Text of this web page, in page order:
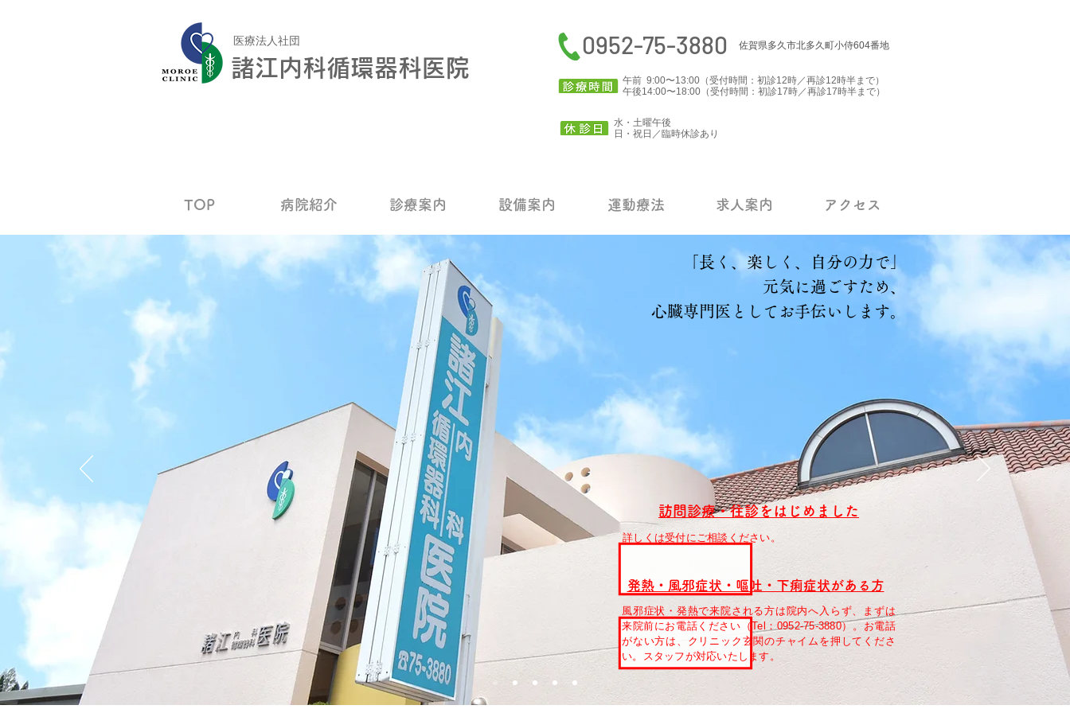
医療法人社団
諸江内科循環器科医院
0952-75-3880 佐賀県多久市北多久町小侍604番地
午前 9:00〜13:00（受付時間：初診12時／再診12時半まで）
午後14:00〜18:00（受付時間：初診17時／再診17時半まで）
水・土曜午後
​日・祝日／臨時休診あり
TOP 病院紹介 診療案内 設備案内 運動療法 求人案内 アクセス
「長く、楽しく、自分の力で」
元気に過ごすため、
心臓専門医としてお手伝いします。
訪問診療・往診をはじめました
詳しくは受付にご相談ください。
発熱・風邪症状・嘔吐・下痢症状がある方
風邪症状・発熱で来院される方は院内へ入らず、まずは
来院前にお電話ください（Tel：0952-75-3880）。お電話
がない方は、クリニック玄関のチャイムを押してくださ
い。スタッフが対応いたします。